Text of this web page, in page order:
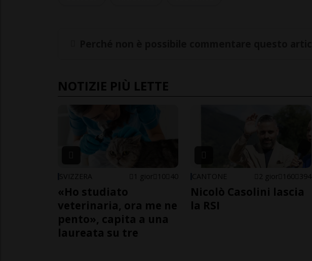
NOTIZIE PIÙ LETTE
SVIZZERA 1 gior 10 40
«Ho studiato
veterinaria, ora me ne
pento», capita a una
laureata su tre
CANTONE 2 gior 160 394
Nicolò Casolini lascia
la RSI